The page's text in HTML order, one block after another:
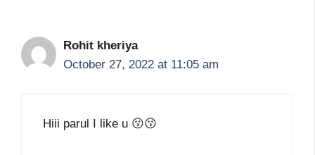
Rohit kheriya
October 27, 2022 at 11:05 am
Hiii parul I like u 😗😗